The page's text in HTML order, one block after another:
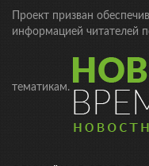
Проект призван
информацией читателей
тематикам.